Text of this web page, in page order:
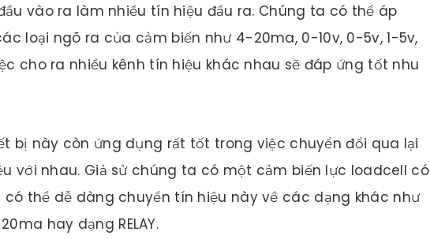
vào ra làm nhiều tín hiệu đầu ra. Chúng ta có thể áp
loại ngõ ra của cảm biến như 4-20ma, 0-10v, 0-5v, 1-5v,
cho ra nhiều kênh tín hiệu khác nhau sẽ đáp ứng tốt nhu
bị này còn ứng dụng rất tốt trong việc chuyển đổi qua lại
với nhau. Giả sử chúng ta có một cảm biến lực loadcell có
có thể dễ dàng chuyển tín hiệu này về các dạng khác như
hay dạng RELAY.